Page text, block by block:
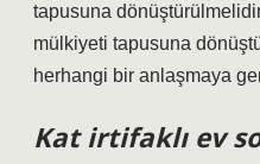
tapusuna
mülkiyeti tapusuna
herhangi bir anlaşmaya
Kat irtifaklı ev